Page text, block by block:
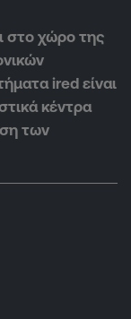
στο χώρο της
ired είναι
κέντρα
των